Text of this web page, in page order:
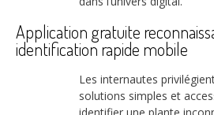
Application gratuite
identification rapide mobile
Les internautes
solutions simples et